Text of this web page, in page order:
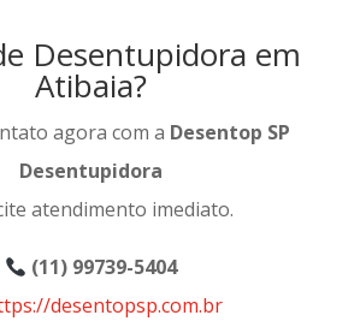
Desentupidora em
Atibaia?
agora com a Desentop SP
Desentupidora
atendimento imediato.
(11) 99739-5404
desentopsp.com.br